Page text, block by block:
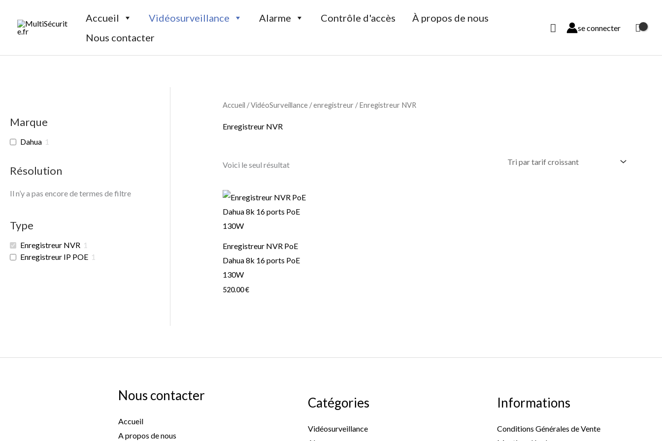
contenu
Accueil Vidéosurveillance Alarme Contrôle d'accès
À propos de nous
Nous contacter
Rechercher
se connecter
Marque
Dahua 1
Résolution
Il n’y a pas encore de termes de filtre
Type
Enregistreur NVR 1
Enregistreur IP POE 1
Accueil /VidéoSurveillance/enregistreur/ Enregistreur NVR
Enregistreur NVR
Voici le seul résultat
Enregistreur NVR PoE
Dahua 8k 16 ports PoE
130W
520.00€
Nous contacter
Accueil
A propos de nous
Catégories
Vidéosurveillance
Informations
Conditions Générales de Vente